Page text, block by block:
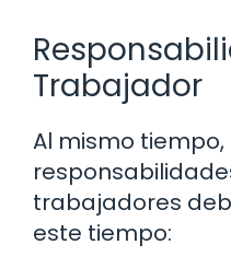
Trabajador
Al mismo
trabajadores
este tiempo: